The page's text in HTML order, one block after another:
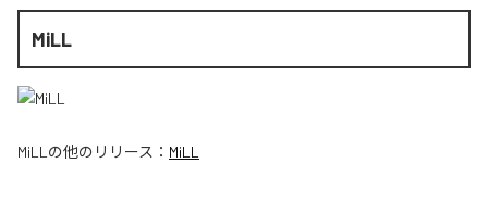
MiLL
MiLL の他のリリース： MiLL